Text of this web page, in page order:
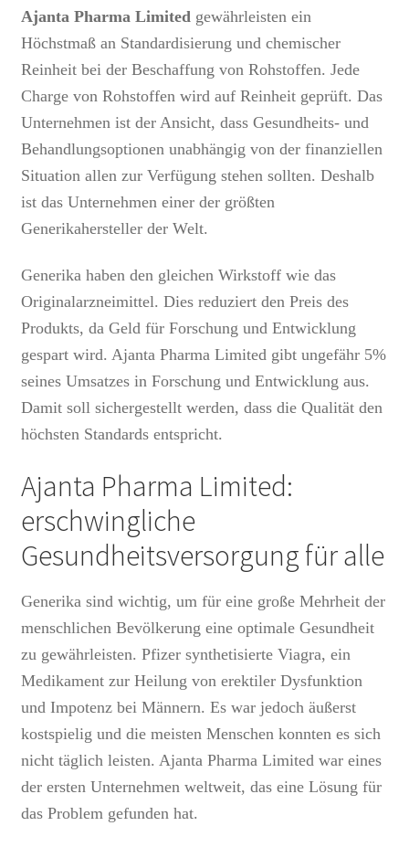
Ajanta Pharma Limited gewährleisten ein
Höchstmaß an Standardisierung und chemischer
Reinheit bei der Beschaffung von Rohstoffen. Jede
Charge von Rohstoffen wird auf Reinheit geprüft. Das
Unternehmen ist der Ansicht, dass Gesundheits- und
Behandlungsoptionen unabhängig von der finanziellen
Situation allen zur Verfügung stehen sollten. Deshalb
ist das Unternehmen einer der größten
Generikahersteller der Welt.
Generika haben den gleichen Wirkstoff wie das
Originalarzneimittel. Dies reduziert den Preis des
Produkts, da Geld für Forschung und Entwicklung
gespart wird. Ajanta Pharma Limited gibt ungefähr 5%
seines Umsatzes in Forschung und Entwicklung aus.
Damit soll sichergestellt werden, dass die Qualität den
höchsten Standards entspricht.
Ajanta Pharma Limited:
erschwingliche
Gesundheitsversorgung für alle
Generika sind wichtig, um für eine große Mehrheit der
menschlichen Bevölkerung eine optimale Gesundheit
zu gewährleisten. Pfizer synthetisierte Viagra, ein
Medikament zur Heilung von erektiler Dysfunktion
und Impotenz bei Männern. Es war jedoch äußerst
kostspielig und die meisten Menschen konnten es sich
nicht täglich leisten. Ajanta Pharma Limited war eines
der ersten Unternehmen weltweit, das eine Lösung für
das Problem gefunden hat.